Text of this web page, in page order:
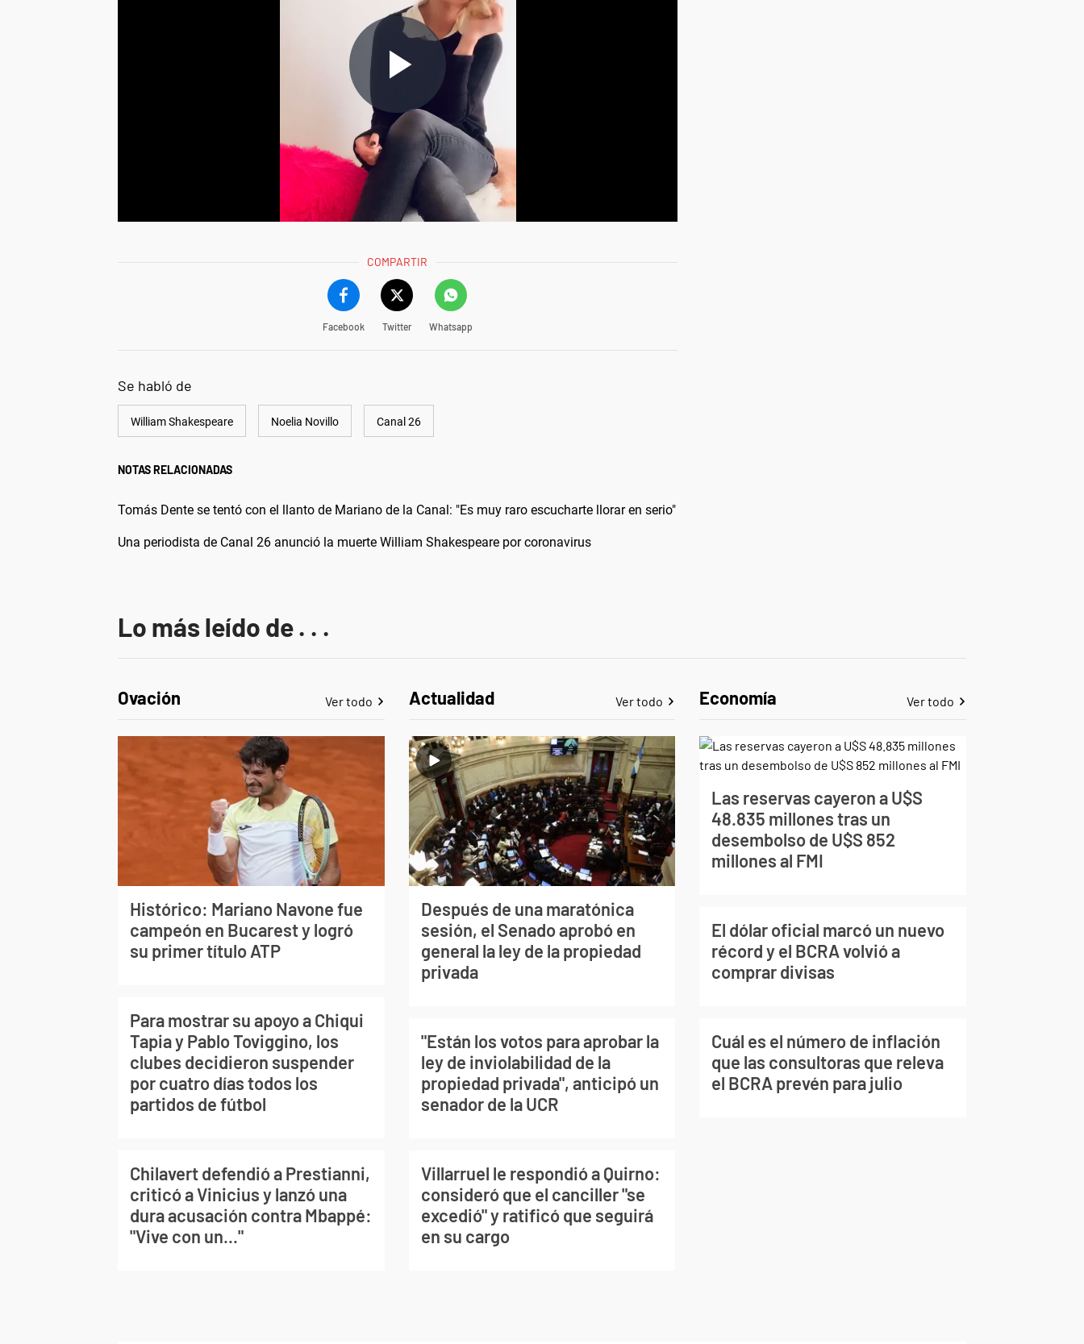
COMPARTIR
Facebook Twitter Whatsapp
Se habló de
William Shakespeare Noelia Novillo Canal 26
NOTAS RELACIONADAS
Tomás Dente se tentó con el llanto de Mariano de la Canal: "Es muy raro escucharte llorar en serio"
Una periodista de Canal 26 anunció la muerte William Shakespeare por coronavirus
Lo más leído de . . .
Ovación Ver todo
Histórico: Mariano Navone fue
campeón en Bucarest y logró
su primer título ATP
Para mostrar su apoyo a Chiqui
Tapia y Pablo Toviggino, los
clubes decidieron suspender
por cuatro días todos los
partidos de fútbol
Chilavert defendió a Prestianni,
criticó a Vinicius y lanzó una
dura acusación contra Mbappé:
"Vive con un..."
Actualidad Ver todo
Después de una maratónica
sesión, el Senado aprobó en
general la ley de la propiedad
privada
"Están los votos para aprobar la
ley de inviolabilidad de la
propiedad privada", anticipó un
senador de la UCR
Villarruel le respondió a Quirno:
consideró que el canciller "se
excedió" y ratificó que seguirá
en su cargo
Economía Ver todo
Las reservas cayeron a U$S
48.835 millones tras un
desembolso de U$S 852
millones al FMI
El dólar oficial marcó un nuevo
récord y el BCRA volvió a
comprar divisas
Cuál es el número de inflación
que las consultoras que releva
el BCRA prevén para julio